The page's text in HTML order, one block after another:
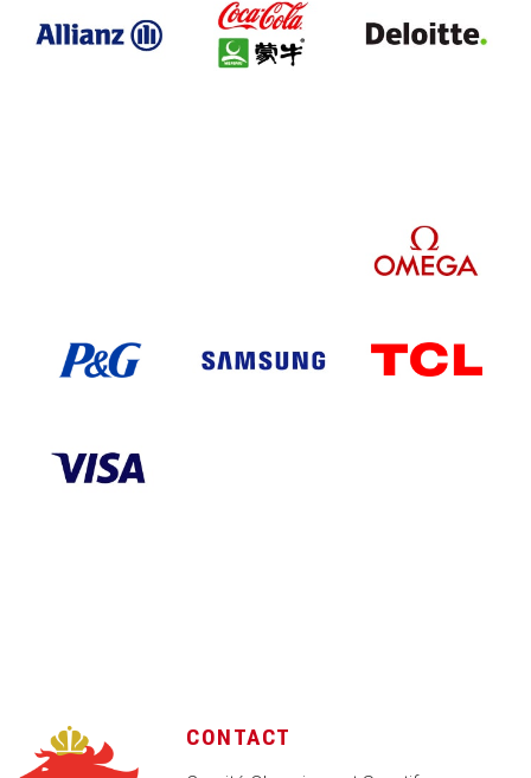
CONTACT